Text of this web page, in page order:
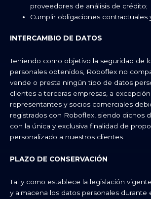
proveedores de análisis de crédito;
Cumplir obligaciones contractuales
INTERCAMBIO DE DATOS
Teniendo como objetivo la seguridad de
personales obtenidos, Roboflex no
vende o presta ningún tipo de datos
clientes a terceras empresas, a
representantes y socios comerciales
registrados con Roboflex, siendo dichos
con la única y exclusiva finalidad de
personalizado a nuestros clientes.
PLAZO DE CONSERVACIÓN
Tal y como establece la legislación
y almacena los datos personales durante